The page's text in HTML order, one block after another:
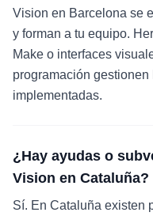
Vision en Barcelona se
y forman a tu equipo.
Make o interfaces
programación
implementadas.
¿Hay ayudas o
Vision en Cataluña?
Sí. En Cataluña existen